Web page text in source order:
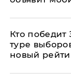
Кто победит
туре
новый